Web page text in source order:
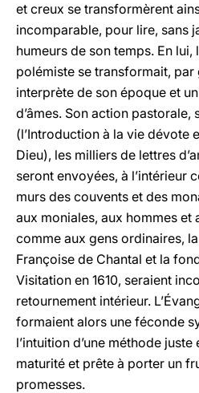
et creux se transformèrent
incomparable, pour lire, sans
humeurs de son temps. En lui,
polémiste se transformait, par
interprète de son époque et
d’âmes. Son action
(l’Introduction à la vie dévote
Dieu), les milliers de lettres
seront envoyées, à l’intérieur
murs des couvents et des
aux moniales, aux hommes et
comme aux gens ordinaires,
Françoise de Chantal et la
Visitation en 1610, seraient
retournement intérieur.
formaient alors une féconde
l’intuition d’une méthode
maturité et prête à porter un
promesses.